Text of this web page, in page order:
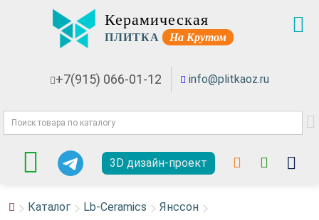
Керамическая
ПЛИТКА На Крутом
+7(915) 066-01-12 info@plitkaoz.ru
3D дизайн-проект
Каталог Lb-Ceramics Янссон